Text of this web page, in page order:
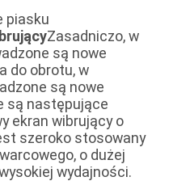
piasku
Zasadniczo, w
są nowe
do obrotu, w
są nowe
są następujące
ekran wibrujący o
szeroko stosowany
o dużej
wydajności.